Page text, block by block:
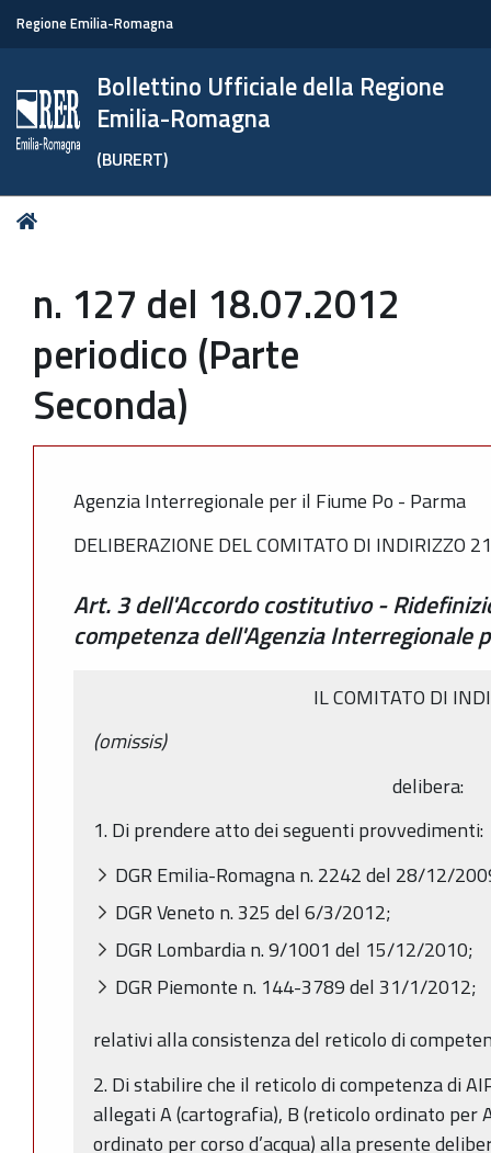
Regione Emilia-Romagna
Bollettino Ufficiale della Regione
Emilia-Romagna
(BURERT)
Tu
n. 127 del 18.07.2012
periodico (Parte
Seconda)
Agenzia Interregionale per il Fiume Po - Parma
DELIBERAZIONE DEL COMITATO DI INDIRIZZO
Art. 3 dell'Accordo costitutivo -
competenza dell'Agenzia Interregionale
IL COMITATO DI
(omissis)
delibera:
1. Di prendere atto dei seguenti provvedimenti:
DGR Emilia-Romagna n. 2242 del 28/12/
DGR Veneto n. 325 del 6/3/2012;
DGR Lombardia n. 9/1001 del 15/12/2010;
DGR Piemonte n. 144-3789 del 31/1/2012;
relativi alla consistenza del reticolo di
2. Di stabilire che il reticolo di competenza di
allegati A (cartografia), B (reticolo ordinato per
ordinato per corso d’acqua) alla presente